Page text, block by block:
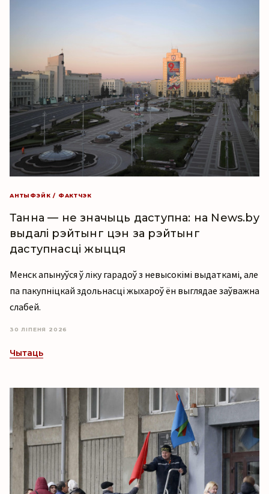
АНТЫФЭЙК / ФАКТЧЭК
Танна — не значыць даступна: на News.by
выдалі рэйтынг цэн за рэйтынг
даступнасці жыцця
Менск апынуўся ў ліку гарадоў з невысокімі выдаткамі, але
па пакупніцкай здольнасці жыхароў ён выглядае заўважна
слабей.
30 ЛІПЕНЯ 2026
Чытаць